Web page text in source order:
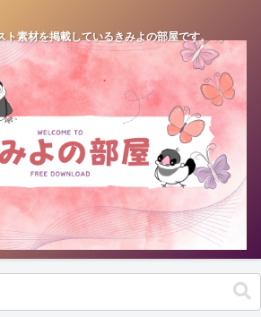
ト素材を掲載しているきみよの部屋です。